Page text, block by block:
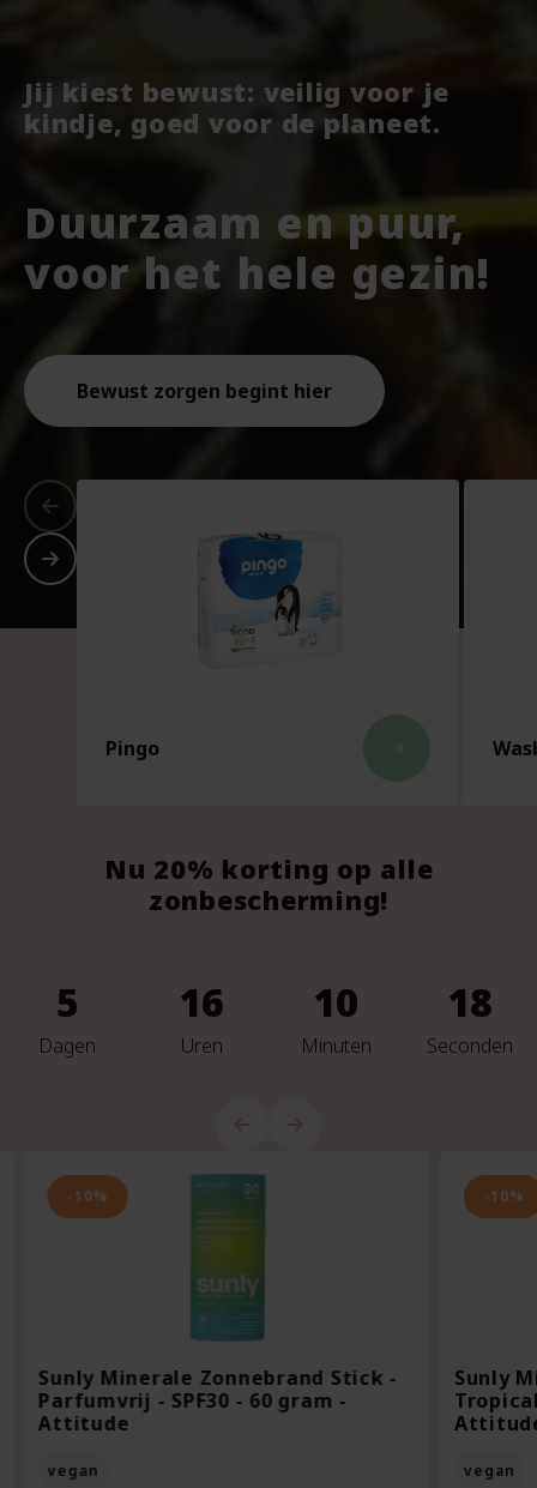
Jij kiest bewust: veilig voor je
kindje, goed voor de planeet.
Duurzaam en puur,
voor het hele gezin!
Bewust zorgen begint hier
Pingo
Nu 20% korting op alle
zonbescherming!
5
Dagen
16
Uren
10
Minuten
16
Seconden
-10%
Sunly Minerale Zonnebrand Stick -
Parfumvrij - SPF30 - 60 gram -
Attitude
vegan
-10%
Sunly
vegan